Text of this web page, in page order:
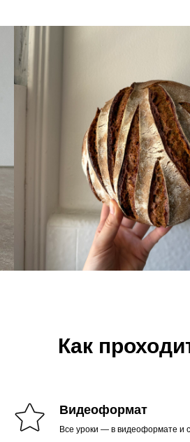
Как
Видеоформат
Все уроки — в видеоформате и